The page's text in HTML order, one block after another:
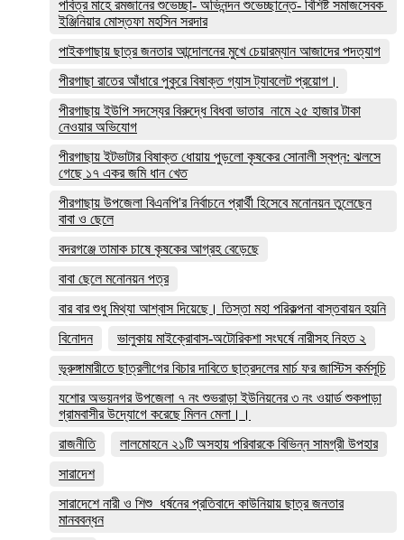
পবিত্র মাহে রমজানের শুভেচ্ছা- অভিনন্দন শুভেচ্ছান্তে- বিশিষ্ট সমাজসেবক
ইঞ্জিনিয়ার মোস্তফা মহসিন সরদার
পাইকগাছায় ছাত্র জনতার আন্দোলনের মুখে চেয়ারম্যান আজাদের পদত্যাগ
পীরগাছা রাতের আঁধারে পুকুরে বিষাক্ত গ্যাস ট্যাবলেট প্রয়োগ।
পীরগাছায় ইউপি সদস্যের বিরুদ্ধে বিধবা ভাতার নামে ২৫ হাজার টাকা
নেওয়ার অভিযোগ
পীরগাছায় ইটভাটার বিষাক্ত ধোয়ায় পুড়লো কৃষকের সোনালী স্বপ্ন: ঝলসে
গেছে ১৭ একর জমি ধান খেত
পীরগাছায় উপজেলা বিএনপি'র নির্বাচনে প্রার্থী হিসেবে মনোনয়ন তুলেছেন
বাবা ও ছেলে
বদরগঞ্জে তামাক চাষে কৃষকের আগ্রহ বেড়েছে
বাবা ছেলে মনোনয়ন পত্র
বার বার শুধু মিথ্যা আশ্বাস দিয়েছে। তিস্তা মহা পরিকল্পনা বাস্তবায়ন হয়নি
বিনোদন
ভালুকায় মাইক্রোবাস-অটোরিকশা সংঘর্ষে নারীসহ নিহত ২
ভূরুঙ্গামারীতে ছাত্রলীগের বিচার দাবিতে ছাত্রদলের মার্চ ফর জাস্টিস কর্মসূচি
যশোর অভয়নগর উপজেলা ৭ নং শুভরাড়া ইউনিয়নের ৩ নং ওয়ার্ড শুকপাড়া
গ্রামবাসীর উদ্যোগে করেছে মিলন মেলা।।
রাজনীতি
লালমোহনে ২১টি অসহায় পরিবারকে বিভিন্ন সামগ্রী উপহার
সারাদেশ
সারাদেশে নারী ও শিশু ধর্ষনের প্রতিবাদে কাউনিয়ায় ছাত্র জনতার
মানববন্ধন